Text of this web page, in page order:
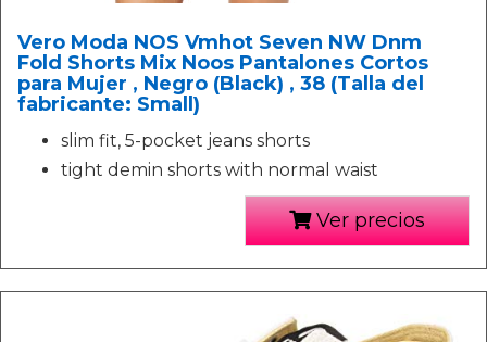
Vero Moda NOS Vmhot Seven NW Dnm
Fold Shorts Mix Noos Pantalones Cortos
para Mujer , Negro (Black) , 38 (Talla del
fabricante: Small)
slim fit, 5-pocket jeans shorts
tight demin shorts with normal waist
Ver precios